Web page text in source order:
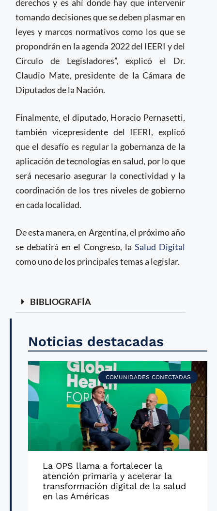
derechos y es ahí donde hay que intervenir
tomando decisiones que se deben plasmar en
leyes y marcos normativos como los que se
propondrán en la agenda 2022 del IEERI y del
Círculo de Legisladores”, explicó el Dr.
Claudio Mate, presidente de la Cámara de
Diputados de la Nación.
Finalmente, el diputado, Horacio Pernasetti,
también vicepresidente del IEERI, explicó
que el desafío es regular la gobernanza de la
aplicación de tecnologías en salud, por lo que
será necesario asegurar la conectividad y la
coordinación de los tres niveles de gobierno
en cada localidad.
De esta manera, en Argentina, el próximo año
se debatirá en el Congreso, la Salud Digital
como uno de los principales temas a legislar.
BIBLIOGRAFÍA
Noticias destacadas
COMUNIDADES CONECTADAS
La OPS llama a fortalecer la
atención primaria y acelerar la
transformación digital de la salud
en las Américas